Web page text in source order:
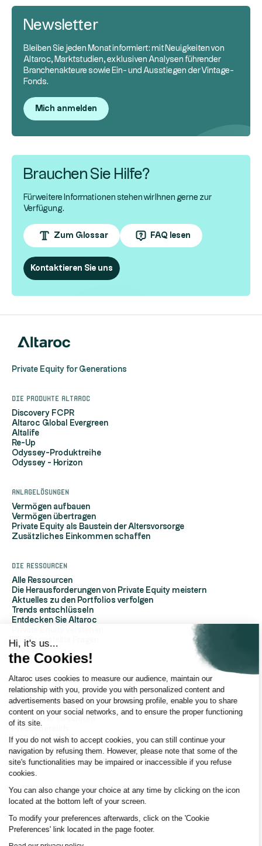
Hi, it's us...
the Cookies!
Altaroc uses cookies to measure our audience, maintain our
relationship with you, provide you with personalized content and
advertisements based on your browsing profile, enable you to share
content on your social networks, and to ensure the proper functioning
of its site.
If you do not wish to accept cookies, you can still continue your
navigation by refusing them. However, please note that some of the
site's functionalities may be impaired or inaccessible if you refuse
cookies.
You can also change your choice at any time by clicking on the icon
located at the bottom left of your screen.
To modify your preferences afterwards, click on the 'Cookie
Preferences' link located in the page footer.
Newsletter
Bleiben Sie jeden Monat informiert: mit Neuigkeiten von
Altaroc, Marktstudien, exklusiven Analysen führender
Branchenakteure sowie Ein- und Ausstiegen der Vintage-
Fonds.
Mich anmelden
Brauchen Sie Hilfe?
Für weitere Informationen stehen wir Ihnen gerne zur
Verfügung.
Zum Glossar FAQ lesen
Kontaktieren Sie uns
Private Equity for Generations
Die Produkte Altaroc
Discovery FCPR
Altaroc Global Evergreen
Altalife
Re-Up
Odyssey-Produktreihe
Odyssey - Horizon
Anlagelösungen
Vermögen aufbauen
Vermögen übertragen
Private Equity als Baustein der Altersvorsorge
Zusätzliches Einkommen schaffen
Die Ressourcen
Alle Ressourcen
Die Herausforderungen von Private Equity meistern
Aktuelles zu den Portfolios verfolgen
Trends entschlüsseln
Entdecken Sie Altaroc
Häufig gestellte Fragen
Glossar
ÜberAltaroc
Über uns
Kontaktieren Sie uns
Partners Platform
Bereich für Investoren
ESG-Strategie
YouTube-Kanal
LinkedIn-Seite
© Altaroc 2021 -2026
Sprache: LANG